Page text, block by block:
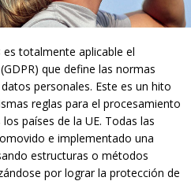
totalmente aplicable el
que define las normas
personales. Este es un hito
reglas para el procesamiento
países de la UE. Todas las
e implementado una
estructuras o métodos
por lograr la protección de